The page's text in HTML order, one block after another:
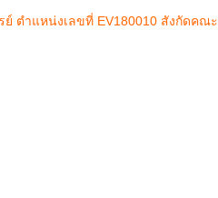
ย์ ตำแหน่งเลขที่ EV180010 สังกัดคณะ